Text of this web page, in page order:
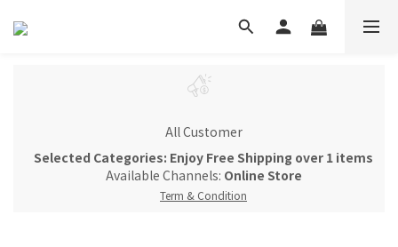
All Customer
Selected Categories: Enjoy Free Shipping over 1 items
Available Channels: Online Store
Term & Condition